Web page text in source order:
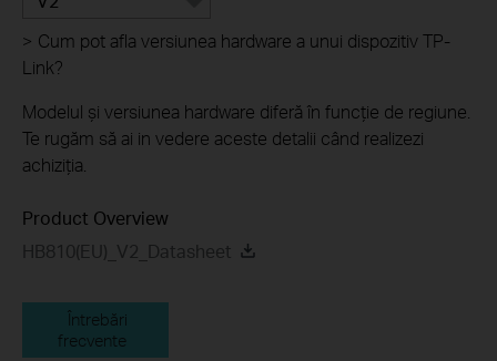
> Cum pot afla versiunea hardware a unui dispozitiv TP-
Link?
Modelul și versiunea hardware diferă în funcție de regiune.
Te rugăm să ai in vedere aceste detalii când realizezi
achiziția.
Product Overview
HB810(EU)_V2_Datasheet
Întrebări
frecvente